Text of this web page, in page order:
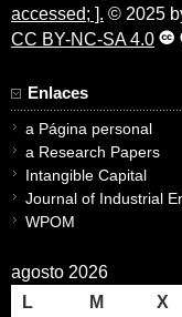
accessed; ]. © 2025
CC BY-NC-SA 4.0
Enlaces
a Página personal
a Research Papers
Intangible Capital
Journal of Industrial
WPOM
agosto 2026
L
M X